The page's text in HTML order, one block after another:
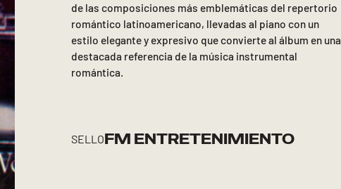
de las composiciones más emblemáticas del repertorio
romántico latinoamericano, llevadas al piano con un
estilo elegante y expresivo que convierte al álbum en una
destacada referencia de la música instrumental
romántica.
SELLOFM ENTRETENIMIENTO